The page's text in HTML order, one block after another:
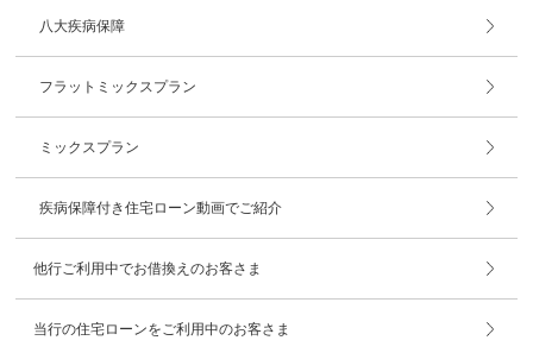
八大疾病保障
フラットミックスプラン
ミックスプラン
疾病保障付き住宅ローン動画でご紹介
他行ご利用中でお借換えのお客さま
当行の住宅ローンをご利用中のお客さま